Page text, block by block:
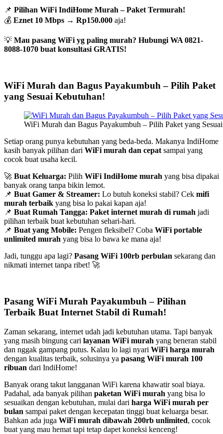
📌 Pilihan WiFi IndiHome Murah – Paket Termurah!
💰 Eznet 10 Mbps → Rp150.000 aja!
💡 Mau pasang WiFi yg paling murah? Hubungi WA 0821-
8088-1070 buat konsultasi GRATIS!
WiFi Murah dan Bagus Payakumbuh – Pilih Paket
yang Sesuai Kebutuhan!
WiFi Murah dan Bagus Payakumbuh – Pilih Paket yang
Setiap orang punya kebutuhan yang beda-beda. Makanya IndiHome
kasih banyak pilihan dari WiFi murah dan cepatsampai yang
cocok buat usaha kecil.
🚀 Buat Keluarga: Pilih WiFi IndiHome murah yang bisa dipakai
banyak orang tanpa bikin lemot.
📌 Buat Gamer & Streamer: Lo butuh koneksi stabil? Cek mifi
murah terbaik yang bisa lo pakai kapan aja!
📌 Buat Rumah Tangga: Paket internet murah di rumah jadi
pilihan terbaik buat kebutuhan sehari-hari.
📌 Buat yang Mobile: Pengen fleksibel? Coba WiFi portable
unlimited murah yang bisa lo bawa ke mana aja!
Jadi, tunggu apa lagi? Pasang WiFi 100rb perbulan sekarang dan
nikmati internet tanpa ribet! 🚀
Pasang WiFi Murah Payakumbuh – Pilihan
Terbaik Buat Internet Stabil di Rumah!
Zaman sekarang, internet udah jadi kebutuhan utama. Tapi banyak
yang masih bingung cari layanan WiFi murah yang beneran stabil
dan nggak gampang putus. Kalau lo lagi nyari WiFi harga murah
dengan kualitas terbaik, solusinya ya pasang WiFi murah 100
ribuan dari IndiHome!
Banyak orang takut langganan WiFi karena khawatir soal biaya.
Padahal, ada banyak pilihan paketan WiFi murah yang bisa lo
sesuaikan dengan kebutuhan, mulai dari harga WiFi murah per
bulan sampai paket dengan kecepatan tinggi buat keluarga besar.
Bahkan ada juga WiFi murah dibawah 200rb unlimited, cocok
buat yang mau hemat tapi tetap dapet koneksi kenceng!